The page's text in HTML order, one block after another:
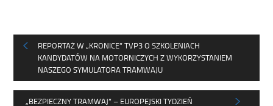
REPORTAŻ W „KRONICE” TVP3 O SZKOLENIACH
KANDYDATÓW NA MOTORNICZYCH Z WYKORZYSTANIEM
NASZEGO SYMULATORA TRAMWAJU
„BEZPIECZNY TRAMWAJ” – EUROPEJSKI TYDZIEŃ